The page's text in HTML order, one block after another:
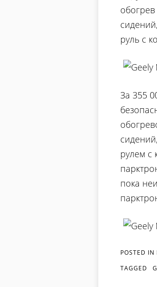
руль с
За 355
рулем с
пока
POSTED IN
TAGGED